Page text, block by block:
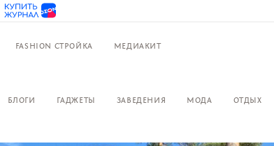
FASHION СТРОЙКА МЕДИАКИТ
БЛОГИ ГАДЖЕТЫ ЗАВЕДЕНИЯ МОДА ОТДЫХ